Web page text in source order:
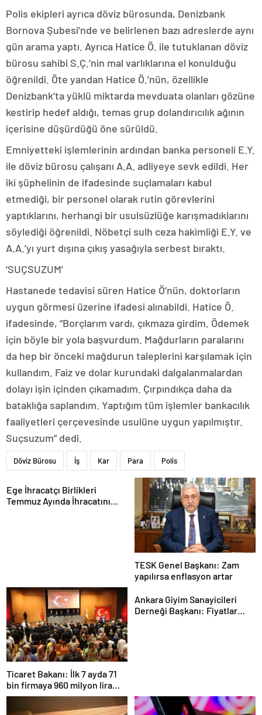
Polis ekipleri ayrıca döviz bürosunda, Denizbank
Bornova Şubesi’nde ve belirlenen bazı adreslerde aynı
gün arama yaptı. Ayrıca Hatice Ö. ile tutuklanan döviz
bürosu sahibi S.Ç.’nin mal varlıklarına el konulduğu
öğrenildi. Öte yandan Hatice Ö.’nün, özellikle
Denizbank’ta yüklü miktarda mevduata olanları gözüne
kestirip hedef aldığı, temas grup dolandırıcılık ağının
içerisine düşürdüğü öne sürüldü.
Emniyetteki işlemlerinin ardından banka personeli E.Y.
ile döviz bürosu çalışanı A.A. adliyeye sevk edildi. Her
iki şüphelinin de ifadesinde suçlamaları kabul
etmediği, bir personel olarak rutin görevlerini
yaptıklarını, herhangi bir usulsüzlüğe karışmadıklarını
söylediği öğrenildi. Nöbetçi sulh ceza hakimliği E.Y. ve
A.A.’yı yurt dışına çıkış yasağıyla serbest bıraktı.
‘SUÇSUZUM’
Hastanede tedavisi süren Hatice Ö’nün, doktorların
uygun görmesi üzerine ifadesi alınabildi. Hatice Ö.
ifadesinde, “Borçlarım vardı, çıkmaza girdim. Ödemek
için böyle bir yola başvurdum. Mağdurların paralarını
da hep bir önceki mağdurun taleplerini karşılamak için
kullandım. Faiz ve dolar kurundaki dalgalanmalardan
dolayı işin içinden çıkamadım. Çırpındıkça daha da
bataklığa saplandım. Yaptığım tüm işlemler bankacılık
faaliyetleri çerçevesinde usulüne uygun yapılmıştır.
Suçsuzum” dedi.
Döviz Bürosu İş Kar Para Polis
Ege İhracatçı Birlikleri
Temmuz Ayında İhracatını
TESK Genel Başkanı: Zam
yapılırsa enflasyon artar
Ticaret Bakanı: İlk 7 ayda 71
bin firmaya 960 milyon lira
ceza uygulandı
Ankara Giyim Sanayicileri
Derneği Başkanı: Fiyatlar